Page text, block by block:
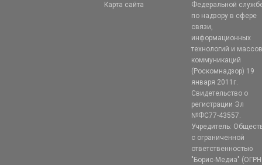
Карта сайта
Федеральной
по надзору в сфере
связи,
информационных
технологий и
коммуникаций
(Роскомнадзор) 19
января 2011г.
Свидетельство о
регистрации Эл
№ФС77-43557.
Учредитель:
с ограниченной
ответственностью
"Борис-Медиа" (ОГРН